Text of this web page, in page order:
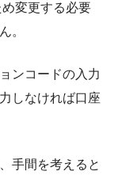
変更する必要
。
ンコードの入力
しなければ口座
手間を考えると